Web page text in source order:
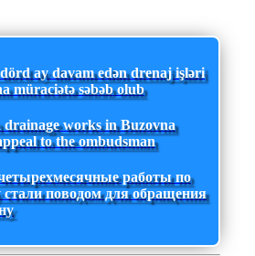
ay davam edən drenaj işləri
müraciətə səbəb olub
works in Buzovna
to the ombudsman
работы по
стали поводом для обращения